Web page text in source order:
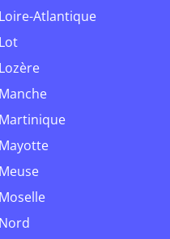
Loire-Atlantique
Lot
Lozère
Manche
Martinique
Mayotte
Meuse
Moselle
Nord